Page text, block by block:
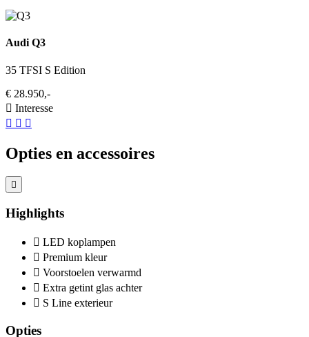
Audi Q3
35 TFSI S Edition
€ 28.950,-
Interesse
Opties en accessoires
Highlights
LED koplampen
Premium kleur
Voorstoelen verwarmd
Extra getint glas achter
S Line exterieur
Opties